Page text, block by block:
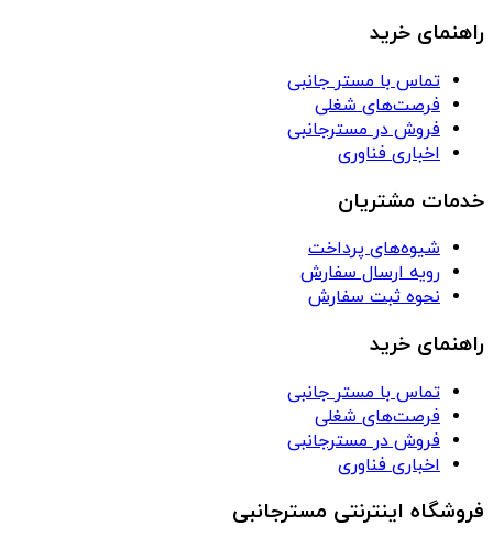
راهنمای خرید
تماس با مستر جانبی
فرصت‌های شغلی
فروش در مسترجانبی
اخباری فناوری
خدمات مشتریان
شیوه‌های پرداخت
رویه ارسال سفارش
نحوه ثبت سفارش
راهنمای خرید
تماس با مستر جانبی
فرصت‌های شغلی
فروش در مسترجانبی
اخباری فناوری
فروشگاه اینترنتی مسترجانبی